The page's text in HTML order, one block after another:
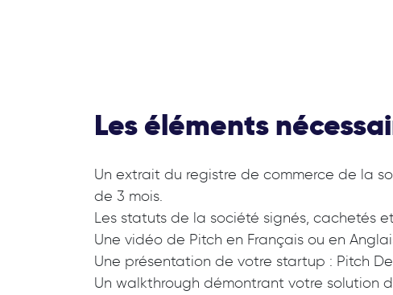
Les éléments
Un extrait du registre de commerce de la
de 3 mois.
Les statuts de la société signés, cachetés
Une vidéo de Pitch en Français ou en
Une présentation de votre startup : Pitch
Un walkthrough démontrant votre solution